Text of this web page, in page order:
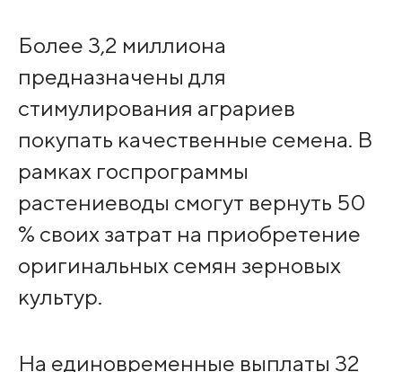
Более 3,2 миллиона
предназначены для
стимулирования аграриев
покупать качественные семена. В
рамках госпрограммы
растениеводы смогут вернуть 50
% своих затрат на приобретение
оригинальных семян зерновых
культур.
На единовременные выплаты 32